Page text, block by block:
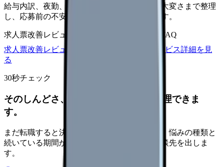
給与内訳、夜勤、休日、教育、職場の正直な大変さまで整理
し、応募前の不安を減らす求人票へ改善します。
求人票改善レビュー
応募前FAQ
求人票改善レビューの見積もりを依頼
サービス詳細を見
る
30秒チェック
そのしんどさ、転職すべきサインか整理できま
す。
まだ転職すると決めていなくても大丈夫です。悩みの種類と
続いている期間から、次に見るべき記事と相談先を出しま
す。